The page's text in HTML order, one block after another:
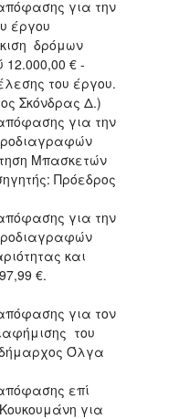
για την
έργου
δρόμων
€ -
του έργου.
Σκόνδρας Δ.)
για την
Μπασκετών
Πρόεδρος
για την
και
€.
για τον
του
Όλγα
επί
για